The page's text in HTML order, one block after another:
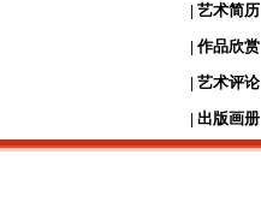
| 艺术简历
| 作品欣赏
| 艺术评论
| 出版画册